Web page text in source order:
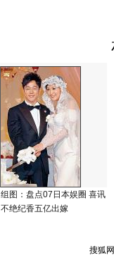
组图：盘点07日本娱圈 喜讯
不绝纪香五亿出嫁